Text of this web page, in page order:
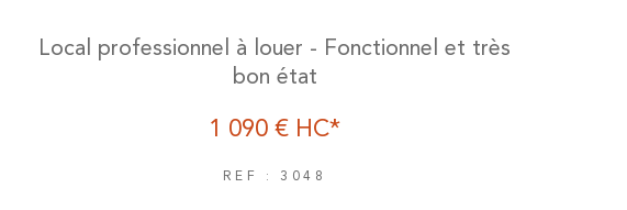
Local professionnel à louer - Fonctionnel et très
bon état
1 090 € HC*
REF : 3048